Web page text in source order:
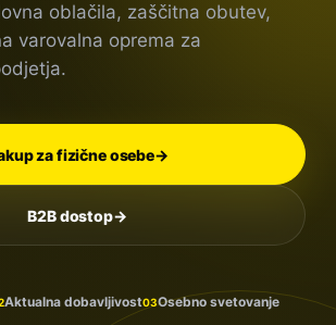
oblačila, zaščitna obutev,
varovalna oprema za
za fizične osebe→
B2B dostop→
Aktualna dobavljivost03Osebno svetovanje